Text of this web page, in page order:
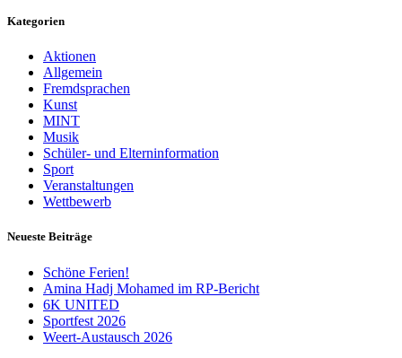
Kategorien
Aktionen
Allgemein
Fremdsprachen
Kunst
MINT
Musik
Schüler- und Elterninformation
Sport
Veranstaltungen
Wettbewerb
Neueste Beiträge
Schöne Ferien!
Amina Hadj Mohamed im RP-Bericht
6K UNITED
Sportfest 2026
Weert-Austausch 2026